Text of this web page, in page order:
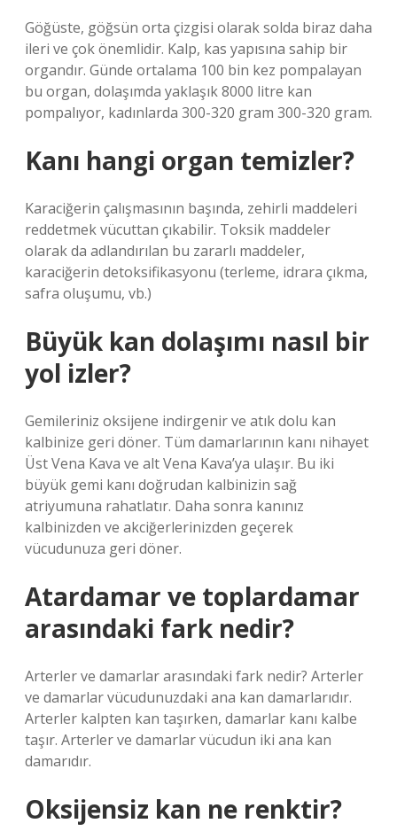
Göğüste, göğsün orta çizgisi olarak solda biraz daha
ileri ve çok önemlidir. Kalp, kas yapısına sahip bir
organdır. Günde ortalama 100 bin kez pompalayan
bu organ, dolaşımda yaklaşık 8000 litre kan
pompalıyor, kadınlarda 300-320 gram 300-320 gram.
Kanı hangi organ temizler?
Karaciğerin çalışmasının başında, zehirli maddeleri
reddetmek vücuttan çıkabilir. Toksik maddeler
olarak da adlandırılan bu zararlı maddeler,
karaciğerin detoksifikasyonu (terleme, idrara çıkma,
safra oluşumu, vb.)
Büyük kan dolaşımı nasıl bir
yol izler?
Gemileriniz oksijene indirgenir ve atık dolu kan
kalbinize geri döner. Tüm damarlarının kanı nihayet
Üst Vena Kava ve alt Vena Kava’ya ulaşır. Bu iki
büyük gemi kanı doğrudan kalbinizin sağ
atriyumuna rahatlatır. Daha sonra kanınız
kalbinizden ve akciğerlerinizden geçerek
vücudunuza geri döner.
Atardamar ve toplardamar
arasındaki fark nedir?
Arterler ve damarlar arasındaki fark nedir? Arterler
ve damarlar vücudunuzdaki ana kan damarlarıdır.
Arterler kalpten kan taşırken, damarlar kanı kalbe
taşır. Arterler ve damarlar vücudun iki ana kan
damarıdır.
Oksijensiz kan ne renktir?